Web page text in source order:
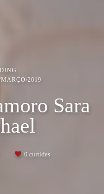
2019
Sara
0 curtidas